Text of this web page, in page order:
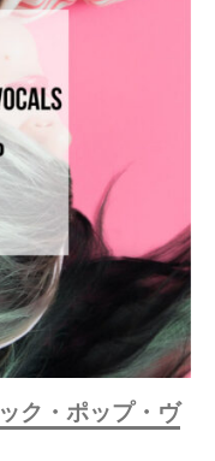
ク・ポップ・ヴ